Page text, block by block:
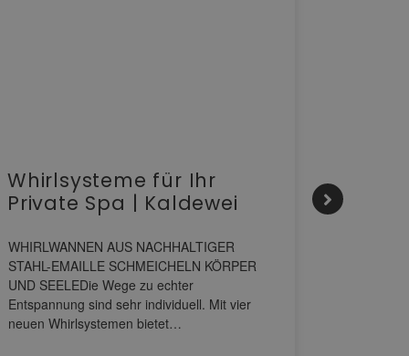
Whirlsysteme für Ihr
Private Spa | Kaldewei
WHIRLWANNEN AUS NACHHALTIGER
STAHL-EMAILLE SCHMEICHELN KÖRPER
UND SEELEDie Wege zu echter
Entspannung sind sehr individuell. Mit vier
neuen Whirlsystemen bietet…